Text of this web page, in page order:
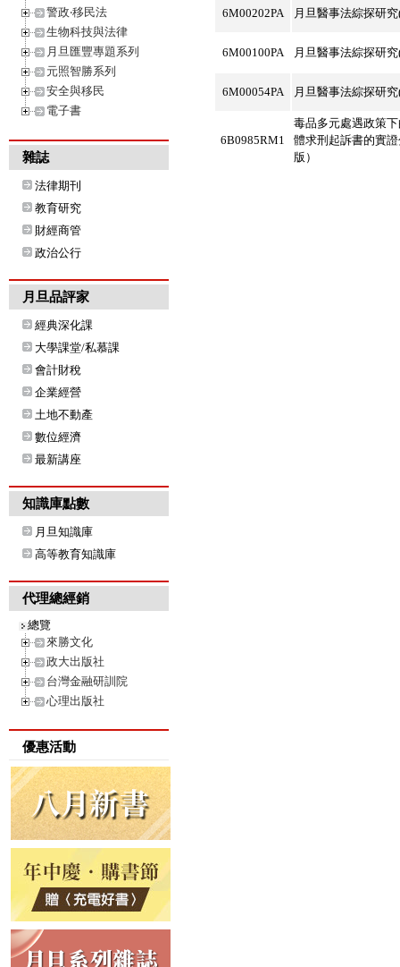
警政‧移民法
生物科技與法律
月旦匯豐專題系列
元照智勝系列
安全與移民
電子書
雜誌
法律期刊
教育研究
財經商管
政治公行
月旦品評家
經典深化課
大學課堂/私慕課
會計財稅
企業經營
土地不動產
數位經濟
最新講座
知識庫點數
月旦知識庫
高等教育知識庫
代理總經銷
總覽
來勝文化
政大出版社
台灣金融研訓院
心理出版社
優惠活動
6M00202PA 月旦醫事法綜探研
6M00100PA 月旦醫事法綜探研
6M00054PA 月旦醫事法綜探研
6B0985RM1
毒品多元處遇政策
體求刑起訴書的實
版）